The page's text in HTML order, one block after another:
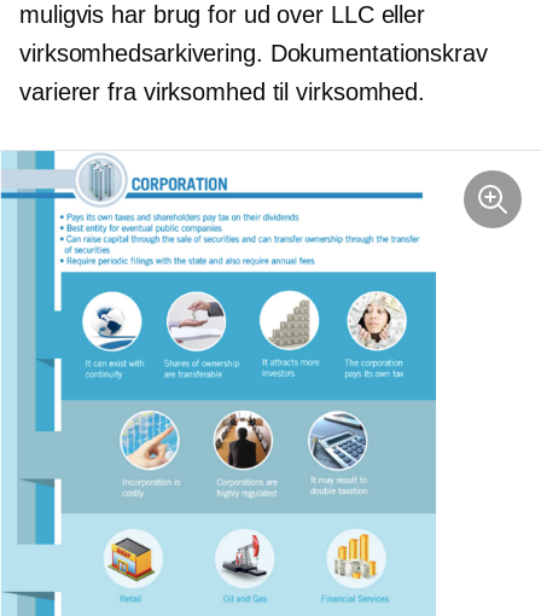
muligvis har brug for ud over LLC eller
virksomhedsarkivering. Dokumentationskrav
varierer fra virksomhed til virksomhed.